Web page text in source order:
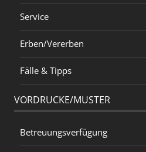
Service
Erben/Vererben
Fälle & Tipps
VORDRUCKE/MUSTER
Betreuungsverfügung